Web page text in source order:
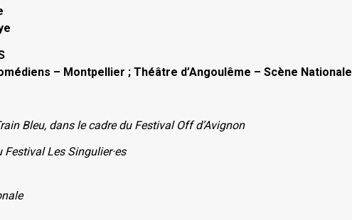
– Montpellier ; Théâtre d’Angoulême – Scène Nationale
Bleu, dans le cadre du Festival Off d’Avignon
Les Singulier·es